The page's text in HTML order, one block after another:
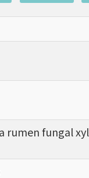
rumen fungal